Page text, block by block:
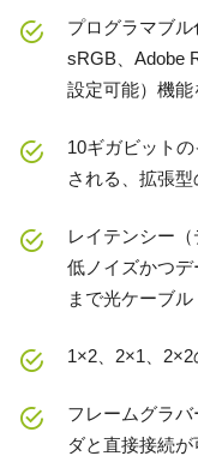
プログラマブル
sRGB、Adobe
設定可能）機能
10ギガビット
される、拡張型
レイテンシー（
低ノイズかつ
まで光ケーブ
1×2、2×1、
フレームグラ
ダと直接接続が